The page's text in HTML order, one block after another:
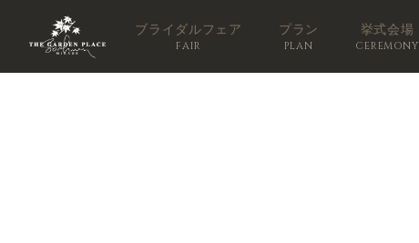
ブライダルフェア
FAIR
プラン
PLAN
挙式会場
CEREMONY